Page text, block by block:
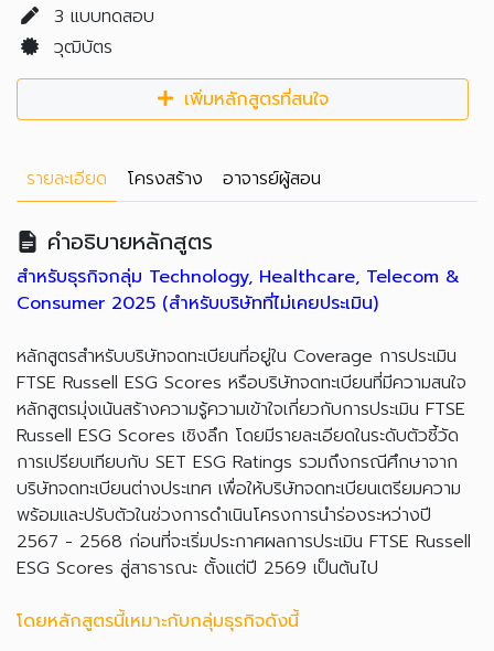
3 แบบทดสอบ
วุฒิบัตร
เพิ่มหลักสูตรที่สนใจ
รายละเอียด โครงสร้าง อาจารย์ผู้สอน
คำอธิบายหลักสูตร
สำหรับธุรกิจกลุ่ม Technology, Healthcare, Telecom &
Consumer 2025 (สำหรับบริษัทที่ไม่เคยประเมิน)
หลักสูตรสำหรับบริษัทจดทะเบียนที่อยู่ใน Coverage การประเมิน
FTSE Russell ESG Scores หรือบริษัทจดทะเบียนที่มีความสนใจ
หลักสูตรมุ่งเน้นสร้างความรู้ความเข้าใจเกี่ยวกับการประเมิน FTSE
Russell ESG Scores เชิงลึก โดยมีรายละเอียดในระดับตัวชี้วัด
การเปรียบเทียบกับ SET ESG Ratings รวมถึงกรณีศึกษาจาก
บริษัทจดทะเบียนต่างประเทศ เพื่อให้บริษัทจดทะเบียนเตรียมความ
พร้อมและปรับตัวในช่วงการดำเนินโครงการนำร่องระหว่างปี
2567 - 2568 ก่อนที่จะเริ่มประกาศผลการประเมิน FTSE Russell
ESG Scores สู่สาธารณะ ตั้งแต่ปี 2569 เป็นต้นไป
โดยหลักสูตรนี้เหมาะกับกลุ่มธุรกิจดังนี้